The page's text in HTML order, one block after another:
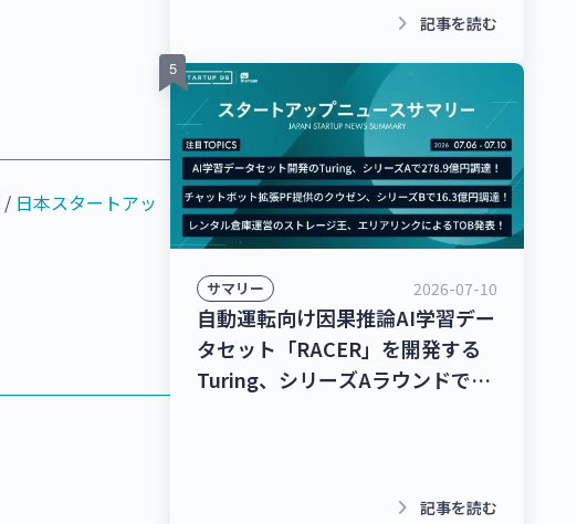
/ 日本スタートアッ
Solutions、シードラウンドで4億
トアップニュース】
keyboard_arrow_right 記事を読む
サマリー 2026-07-10
自動運転向け因果推論AI学習デー
タセット「RACER」を開発する
Turing、シリーズAラウンドで
ズBラウンドで16億3,000万円を
keyboard_arrow_right 記事を読む